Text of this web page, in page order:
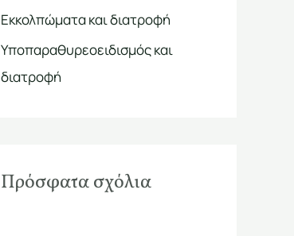
α
:
Εκκολπώματα και διατροφή
Υποπαραθυρεοειδισμός και
διατροφή
Πρόσφατα σχόλια